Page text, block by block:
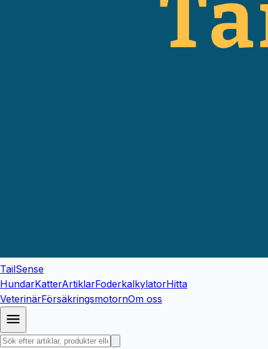
TailSense
HundarKatterArtiklarFoderkalkylatorHitta
VeterinärFörsäkringsmotornOm oss